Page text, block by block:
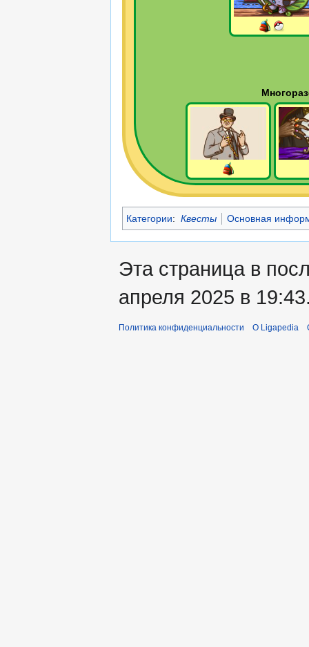
Категории: Квесты Основная
Эта страница в
апреля 2025 в
Политика конфиденциальности О Ligapedia